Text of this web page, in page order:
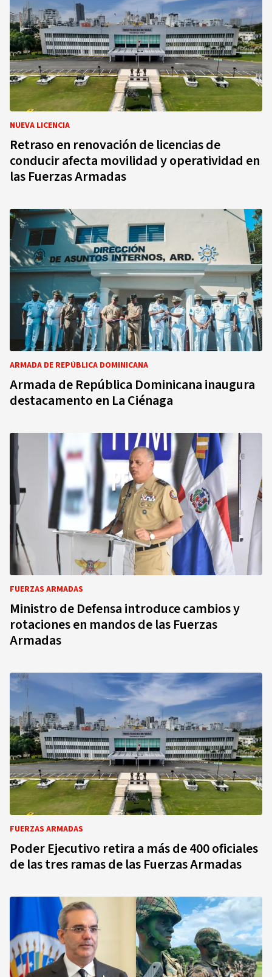
NUEVA LICENCIA
Retraso en renovación de licencias de
conducir afecta movilidad y operatividad en
las Fuerzas Armadas
ARMADA DE REPÚBLICA DOMINICANA
Armada de República Dominicana inaugura
destacamento en La Ciénaga
FUERZAS ARMADAS
Ministro de Defensa introduce cambios y
rotaciones en mandos de las Fuerzas
Armadas
FUERZAS ARMADAS
Poder Ejecutivo retira a más de 400 oficiales
de las tres ramas de las Fuerzas Armadas